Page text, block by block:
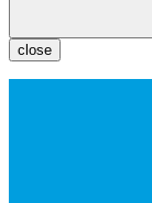
close